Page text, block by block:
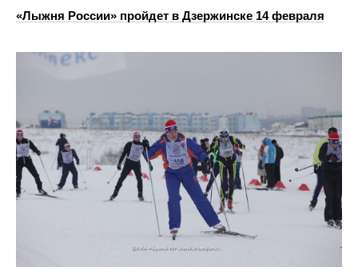
«Лыжня России» пройдет в Дзержинске 14 февраля